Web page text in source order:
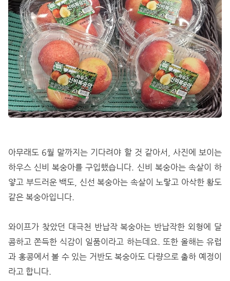
아무래도 6월 말까지는 기다려야 할 것 같아서, 사진에 보이는
하우스 신비 복숭아를 구입했습니다. 신비 복숭아는 속살이 하
얗고 부드러운 백도, 신선 복숭아는 속살이 노랗고 아삭한 황도
같은 복숭아입니다.
와이프가 찾았던 대극천 반납작 복숭아는 반납작한 외형에 달
콤하고 쫀득한 식감이 일품이라고 하는데요. 또한 올해는 유럽
과 홍콩에서 볼 수 있는 거반도 복숭아도 다량으로 출하 예정이
라고 합니다.